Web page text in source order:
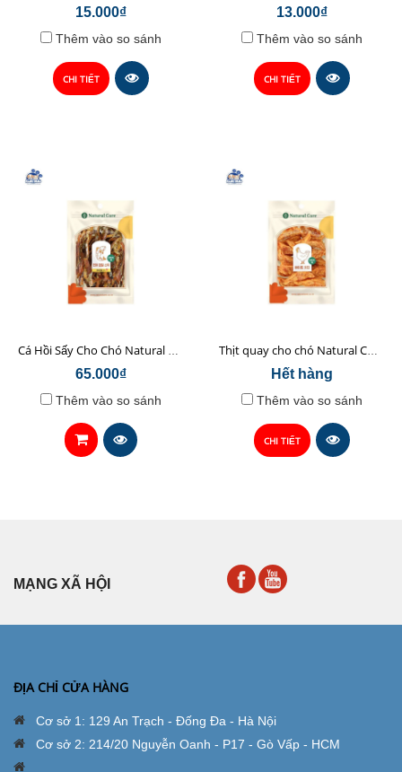
15.000₫
Thêm vào so sánh
CHI TIẾT
13.000₫
Thêm vào so sánh
CHI TIẾT
Cá Hồi Sấy Cho Chó Natural Core 45gr
65.000₫
Thêm vào so sánh
Thịt quay cho chó Natural Core 70g
Hết hàng
Thêm vào so sánh
CHI TIẾT
MẠNG XÃ HỘI
ĐỊA CHỈ CỬA HÀNG
Cơ sở 1: 129 An Trạch - Đống Đa - Hà Nội
Cơ sở 2: 214/20 Nguyễn Oanh - P17 - Gò Vấp - HCM